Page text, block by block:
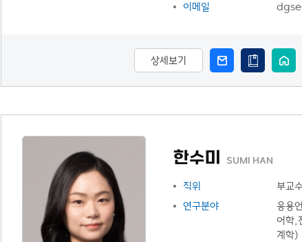
이메일
상세보기
한수미 SUMI HAN
직위
부교
연구분야
응용
어학,
계학)